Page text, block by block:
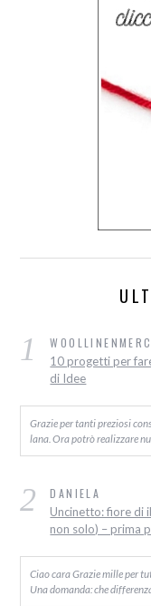
1
10 progetti per
di Idee
Grazie per tanti preziosi
lana. Ora potrò realizzare
2 DANIELA
Uncinetto: fiore di
non solo) – prima
Ciao cara Grazie mille per
Una domanda: che